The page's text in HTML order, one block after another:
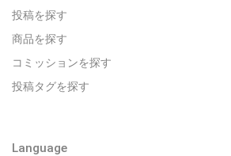
投稿を探す
商品を探す
コミッションを探す
投稿タグを探す
Language